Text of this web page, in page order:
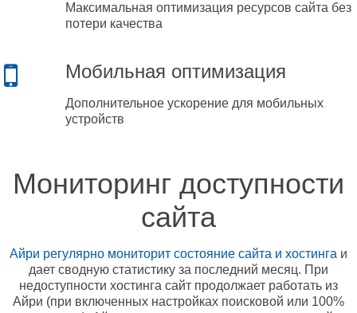
Максимальная оптимизация ресурсов сайта без
потери качества
Мобильная оптимизация
Дополнительное ускорение для мобильных
устройств
Мониторинг доступности
сайта
Айри регулярно мониторит состояние сайта и хостинга и
дает сводную статистику за последний месяц. При
недоступности хостинга сайт продолжает работать из
Айри (при включенных настройках поисковой или 100%